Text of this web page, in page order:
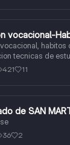
vocacional-
habitos
tecnicas de
421 11
de SAN
36 2